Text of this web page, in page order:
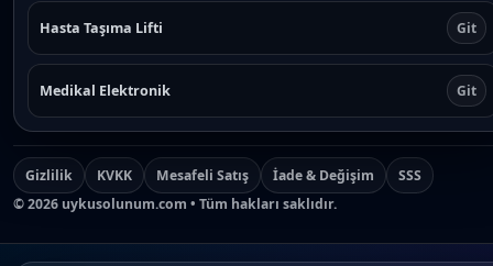
Hasta Taşıma Lifti Git
Medikal Elektronik Git
Gizlilik KVKK Mesafeli Satış İade & Değişim
SSS
©2026 uykusolunum.com • Tüm hakları saklıdır.